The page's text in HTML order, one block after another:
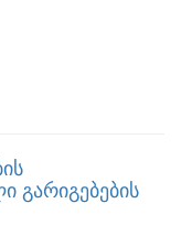
გარიგებების